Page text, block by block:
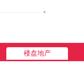
楼盘地产